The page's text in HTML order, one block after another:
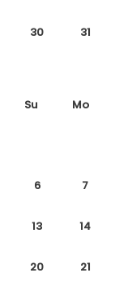
30 31
Su Mo
6 7
13 14
20 21